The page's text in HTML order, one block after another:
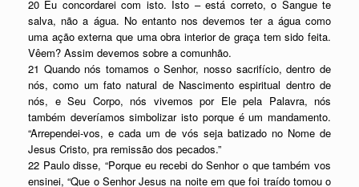
20 Eu concordarei com isto. Isto – está correto, o Sangue te
salva, não a água. No entanto nos devemos ter a água como
uma ação externa que uma obra interior de graça tem sido feita.
Vêem? Assim devemos sobre a comunhão.
21 Quando nós tomamos o Senhor, nosso sacrifício, dentro de
nós, como um fato natural de Nascimento espiritual dentro de
nós, e Seu Corpo, nós vivemos por Ele pela Palavra, nós
também deveríamos simbolizar isto porque é um mandamento.
“Arrependei-vos, e cada um de vós seja batizado no Nome de
Jesus Cristo, pra remissão dos pecados.”
22 Paulo disse, “Porque eu recebi do Senhor o que também vos
ensinei, “Que o Senhor Jesus na noite em que foi traído tomou o